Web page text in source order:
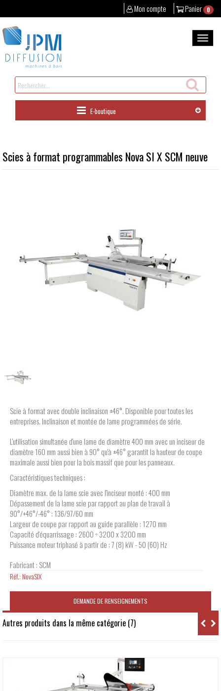
Panier 0
Mon compte
au
contenu
la
Rechercher
un
produit
E-boutique
Scies à format programmables Nova SI X SCM neuve
Scie à format avec double inclinaison ±46°. Disponible pour toutes les
entreprises. Inclinaison et montée de lame programmées de série.
L'utilisation simultanée d'une lame de diamètre 400 mm avec un inciseur de
diamètre 160 mm aussi bien à 90° qu'à ±46° garantit la hauteur de coupe
maximale aussi bien pour la bois massif que pour les panneaux.
Caractéristiques techniques :
Diamètre max. de la lame scie avec l'inciseur monté : 400 mm
Dépassement de la lame scie par rapport au plan de travail à
90°/+46°/-46° : 136/97/60 mm
Largeur de coupe par rapport au guide parallèle : 1270 mm
Capacité d'équarrissage : 2600 ÷ 3200 x 3200 mm
Puissance moteur triphasé à partir de : 7 (8) kW - 50 (60) Hz
Fabricant : SCM
Réf.: NovaSIX
DEMANDE DE RENSEIGNEMENTS
Autres produits dans la même catégorie (7)